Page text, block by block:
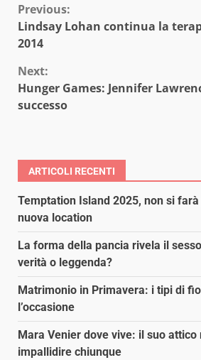
Continue
Reading
Previous:
Lindsay Lohan continua la
2014
Next:
Hunger Games: Jennifer
successo
ARTICOLI RECENTI
Temptation Island 2025, non si
nuova location
La forma della pancia rivela il
verità o leggenda?
Matrimonio in Primavera: i tipi di
l’occasione
Mara Venier dove vive: il suo
impallidire chiunque